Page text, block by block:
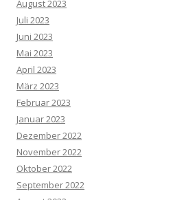
August 2023
Juli 2023
Juni 2023
Mai 2023
April 2023
März 2023
Februar 2023
Januar 2023
Dezember 2022
November 2022
Oktober 2022
September 2022